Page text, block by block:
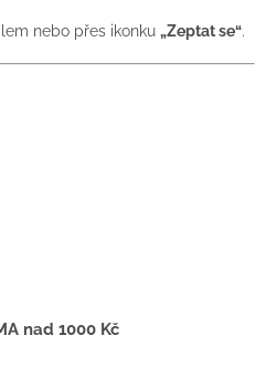
nebo přes ikonku „Zeptat se“.
nad 1000 Kč